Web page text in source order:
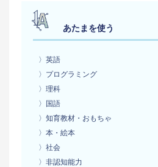
あたまを使う
〉英語
〉プログラミング
〉理科
〉国語
〉知育教材・おもちゃ
〉本・絵本
〉社会
〉非認知能力